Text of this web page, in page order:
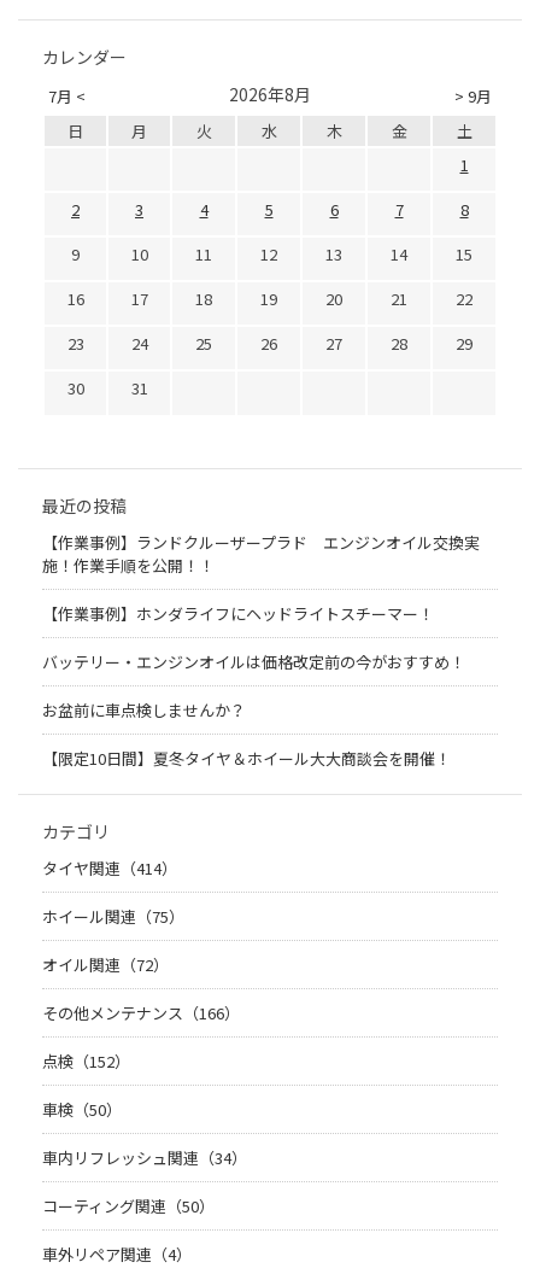
カレンダー
7月 < > 9月
2026年8月
日 月 火 水 木 金
土
1
2
3 4 5 6 7
8
9
10 11 12 13 14
15
16
17 18 19 20 21
22
23
24 25 26 27 28
29
30
31
最近の投稿
【作業事例】ランドクルーザープラド エンジンオイル交換実
施！作業手順を公開！！
【作業事例】ホンダライフにヘッドライトスチーマー！
バッテリー・エンジンオイルは価格改定前の今がおすすめ！
お盆前に車点検しませんか？
【限定10日間】夏冬タイヤ＆ホイール大大商談会を開催！
カテゴリ
タイヤ関連（414）
ホイール関連（75）
オイル関連（72）
その他メンテナンス（166）
点検（152）
車検（50）
車内リフレッシュ関連（34）
コーティング関連（50）
車外リペア関連（4）